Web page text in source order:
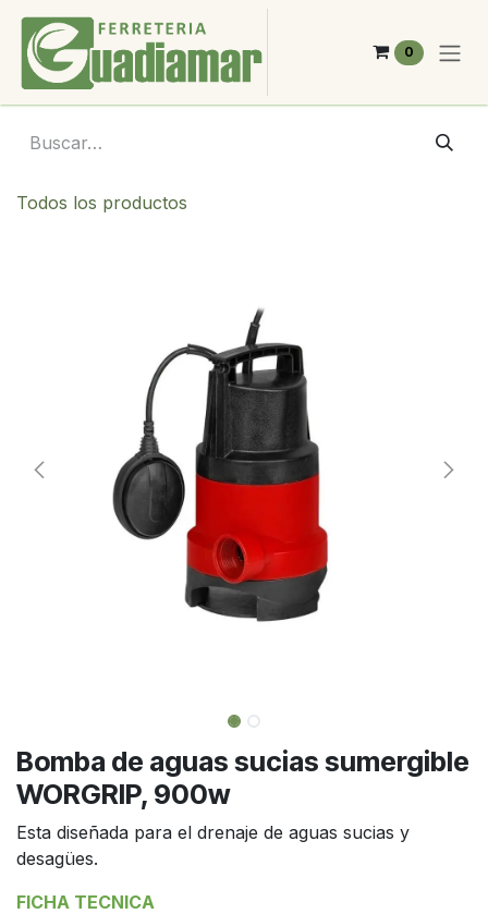
Ir al contenido
0
Todos los productos
Bomba de aguas sucias sumergible
WORGRIP, 900w
Esta diseñada para el drenaje de aguas sucias y
desagües.
FICHA TECNICA